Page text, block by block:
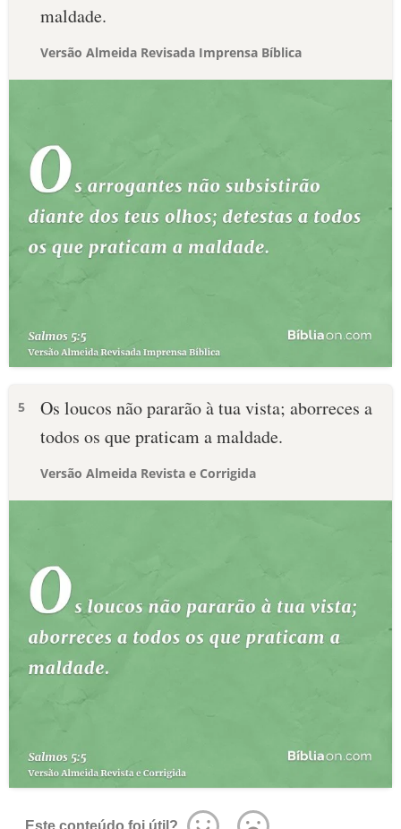
maldade.
Versão Almeida Revisada Imprensa Bíblica
5
Os loucos não pararão à tua vista; aborreces a
todos os que praticam a maldade.
Versão Almeida Revista e Corrigida
Este conteúdo foi útil?